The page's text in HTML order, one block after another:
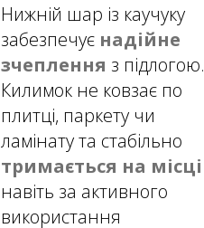
Нижній шар із каучуку
забезпечує надійне
зчеплення з підлогою.
Килимок не ковзає по
плитці, паркету чи
ламінату та стабільно
тримається на місці
навіть за активного
використання